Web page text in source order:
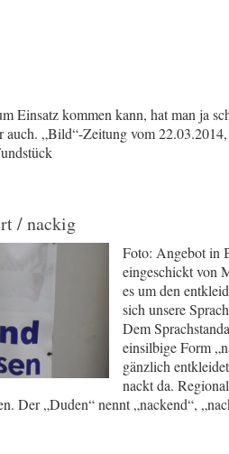
Einsatz kommen kann, hat man ja
auch. „Bild“-Zeitung vom
/ nackig
Foto: Angebot in
eingeschickt von
es um den
sich unsere
Dem
einsilbige Form
gänzlich
nackt da.
Der „Duden“ nennt „nackend“,